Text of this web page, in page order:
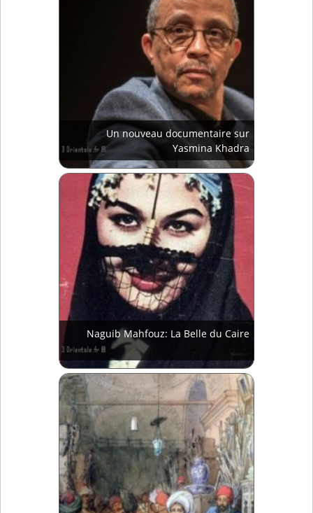
Un nouveau documentaire sur
Yasmina Khadra
Naguib Mahfouz: La Belle du Caire